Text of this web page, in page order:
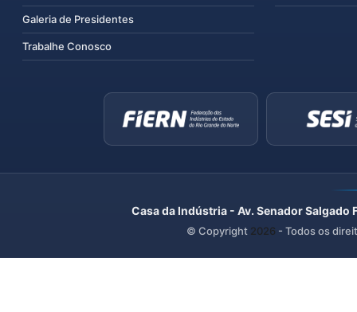
Galeria de Presidentes
Trabalhe Conosco
Casa da Indústria - Av. Senador
© Copyright 2026 - Todos os